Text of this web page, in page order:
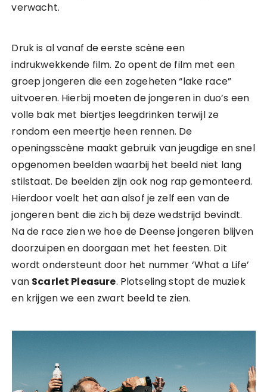
verwacht.
Druk is al vanaf de eerste scène een
indrukwekkende film. Zo opent de film met een
groep jongeren die een zogeheten “lake race”
uitvoeren. Hierbij moeten de jongeren in duo’s een
volle bak met biertjes leegdrinken terwijl ze
rondom een meertje heen rennen. De
openingsscène maakt gebruik van jeugdige en snel
opgenomen beelden waarbij het beeld niet lang
stilstaat. De beelden zijn ook nog rap gemonteerd.
Hierdoor voelt het aan alsof je zelf een van de
jongeren bent die zich bij deze wedstrijd bevindt.
Na de race zien we hoe de Deense jongeren blijven
doorzuipen en doorgaan met het feesten. Dit
wordt ondersteunt door het nummer ‘What a Life’
van Scarlet Pleasure. Plotseling stopt de muziek
en krijgen we een zwart beeld te zien.